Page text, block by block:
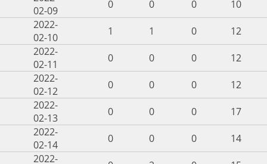
02-09
0 0 0
10
2022-
02-10
1 1 0
12
2022-
02-11
0 0 0
12
2022-
02-12
0 0 0
12
2022-
02-13
0 0 0
17
2022-
02-14
0 0 0
14
2022-